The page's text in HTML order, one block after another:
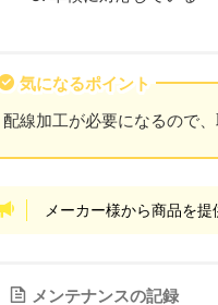
気になるポイント
配線加工が必要になるので
メーカー様から商品を
メンテナンスの記録